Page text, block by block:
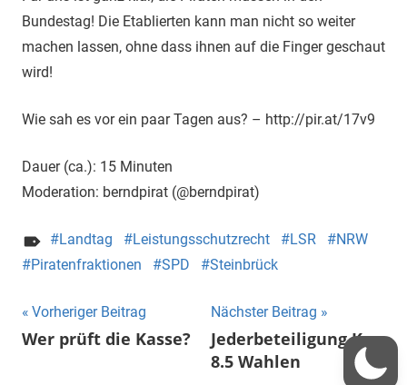
Bundestag! Die Etablierten kann man nicht so weiter
machen lassen, ohne dass ihnen auf die Finger geschaut
wird!
Wie sah es vor ein paar Tagen aus? – http://pir.at/17v9
Dauer (ca.): 15 Minuten
Moderation: berndpirat (@berndpirat)
Landtag Leistungsschutzrecht LSR
NRW
Piratenfraktionen
SPD Steinbrück
Beitragsnavigation
Vorheriger Beitrag
Wer prüft die Kasse?
Nächster Beitrag
Jederbeteiligung Kp.
8.5 Wahlen